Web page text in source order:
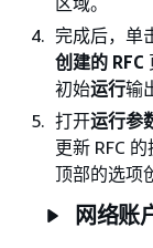
完成后，单
创建的 RFC
初始运行输
打开运行参
更新 RFC
顶部的选项
网络账